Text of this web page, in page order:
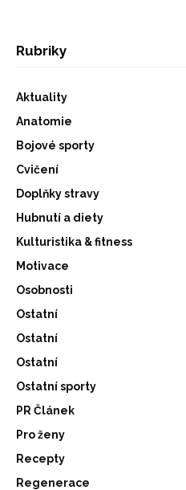
Rubriky
Aktuality
Anatomie
Bojové sporty
Cvičení
Doplňky stravy
Hubnutí a diety
Kulturistika & fitness
Motivace
Osobnosti
Ostatní
Ostatní
Ostatní
Ostatní sporty
PR Článek
Pro ženy
Recepty
Regenerace